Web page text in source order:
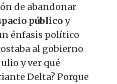
de abandonar
públicoy
énfasis político
al gobierno
y ver qué
Delta? Porque